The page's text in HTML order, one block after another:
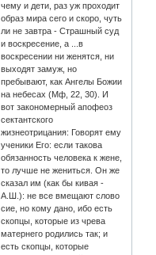
чему и дети, раз уж проходит
образ мира сего и скоро, чуть
ли не завтра - Страшный суд
и воскресение, а ...в
воскресении ни женятся, ни
выходят замуж, но
пребывают, как Ангелы Божии
на небесах (Мф, 22, 30). И
вот закономерный апофеоз
сектантского
жизнеотрицания: Говорят ему
ученики Его: если такова
обязанность человека к жене,
то лучше не жениться. Он же
сказал им (как бы кивая -
А.Ш.): не все вмещают слово
сие, но кому дано, ибо есть
скопцы, которые из чрева
матернего родились так; и
есть скопцы, которые